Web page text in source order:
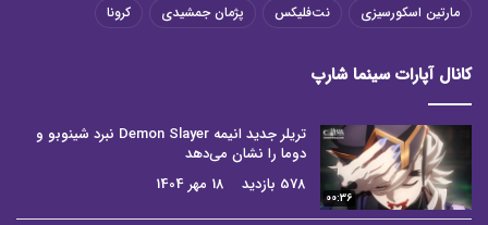
مارتین اسکورسیزی
نت‌فلیکس پژمان جمشیدی کرونا
کانال آپارات سینما شارپ
00:36
تریلر جدید انیمه Demon Slayer نبرد شینوبو و
دوما را نشان می‌دهد
578 بازدید
18 مهر 1404